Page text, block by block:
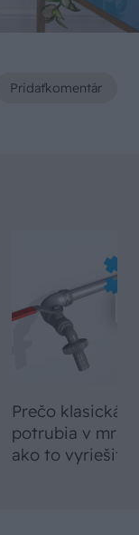
Pridaťkomentár
Prečo klasická
potrubia v
ako to vyriešiť